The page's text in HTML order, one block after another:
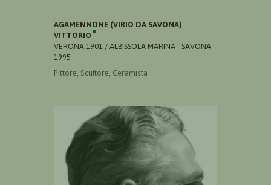
AGAMENNONE (VIRIO DA SAVONA)
VITTORIO
VERONA 1901 / ALBISSOLA MARINA - SAVONA
1995
Pittore, Scultore, Ceramista